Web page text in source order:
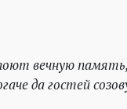
вечную память,
да гостей